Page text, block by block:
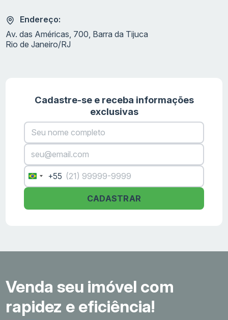
Endereço:
Av. das Américas, 700, Barra da Tijuca
Rio de Janeiro/RJ
Cadastre-se e receba informações
exclusivas
Brazil
+55
+55
CADASTRAR
Venda seu imóvel com
rapidez e eficiência!